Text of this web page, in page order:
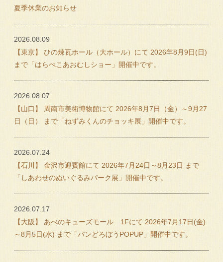
夏季休業のお知らせ
2026.08.09
【東京】 ひの煉瓦ホール（大ホール）にて 2026年8月9日(日)
まで「はらぺこあおむしショー」開催中です。
2026.08.07
【山口】 周南市美術博物館にて 2026年8月7日（金）～9月27
日（日） まで「ねずみくんのチョッキ展」開催中です。
2026.07.24
【石川】 金沢市迎賓館にて 2026年7月24日～8月23日 まで
「しあわせのぬいぐるみパーク展」開催中です。
2026.07.17
【大阪】 あべのキューズモール 1Fにて 2026年7月17日(金)
～8月5日(水) まで「パンどろぼうPOPUP」開催中です。